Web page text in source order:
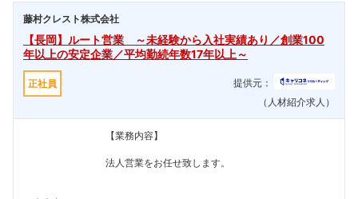
藤村クレスト株式会社
【長岡】ルート営業 ～未経験から入社実績あり／創業100
年以上の安定企業／平均勤続年数17年以上～
正社員
提供元：
（人材紹介求人）
【業務内容】
法人営業をお任せ致します。